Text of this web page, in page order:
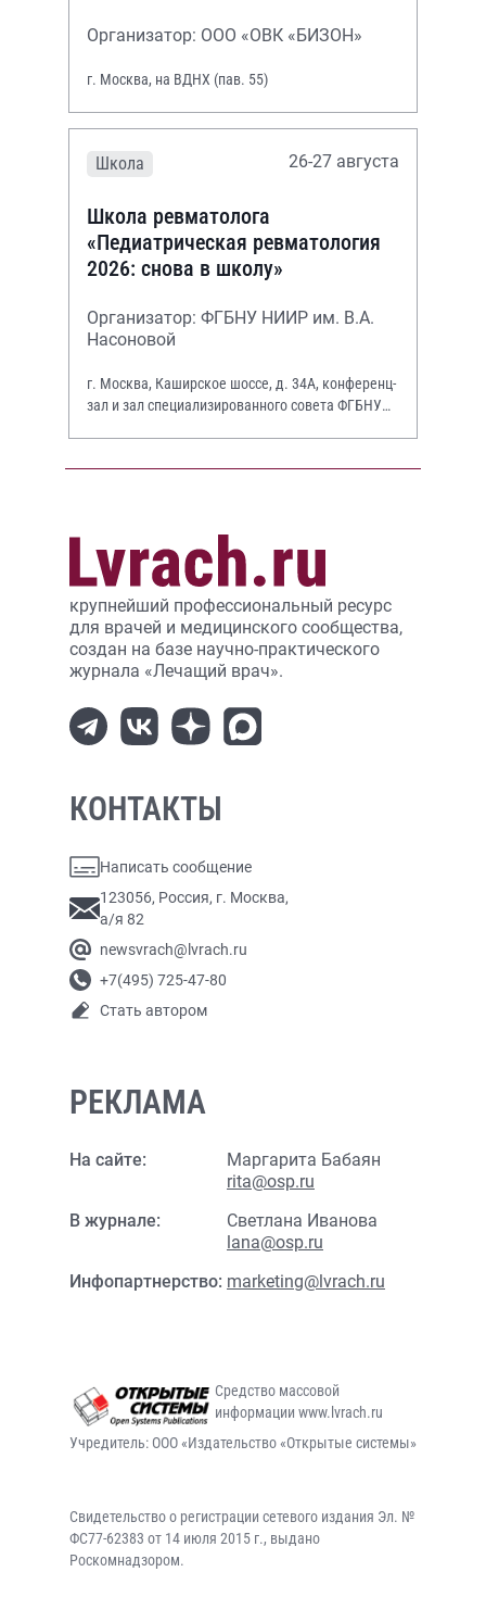
Организатор: ООО «ОВК «БИЗОН»
г. Москва, на ВДНХ (пав. 55)
Школа 26-27 августа
Школа ревматолога
«Педиатрическая ревматология
2026: снова в школу»
Организатор: ФГБНУ НИИР им. В.А.
Насоновой
г. Москва, Каширское шоссе, д. 34А, конференц-
зал и зал специализированного совета ФГБНУ
крупнейший профессиональный ресурс
для врачей и медицинского сообщества,
создан на базе научно-практического
журнала «Лечащий врач».
КОНТАКТЫ
Написать сообщение
123056, Россия, г. Москва,
а/я 82
newsvrach@lvrach.ru
+7(495) 725-47-80
Стать автором
РЕКЛАМА
На сайте:
Маргарита Бабаян
rita@osp.ru
В журнале:
Светлана Иванова
lana@osp.ru
Инфопартнерство: marketing@lvrach.ru
Средство массовой
информации www.lvrach.ru
Учредитель: ООО «Издательство «Открытые системы»
Свидетельство о регистрации сетевого издания Эл. №
ФС77-62383 от 14 июля 2015 г., выдано
Роскомнадзором.